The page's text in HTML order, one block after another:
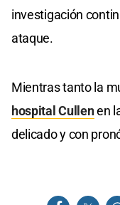
investigación
ataque.
Mientras tanto la
hospital Cullenen
delicado y con